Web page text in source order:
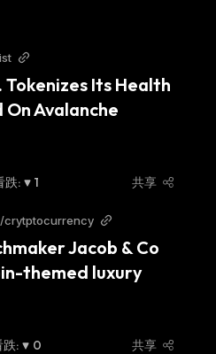
Tokenizes Its Health
Avalanche
跌: 1 共享
crytptocurrency
Jacob & Co
themed luxury
跌: 0 共享